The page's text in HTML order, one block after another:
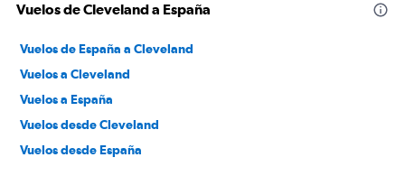
Vuelos de Cleveland a España
Vuelos de España a Cleveland
Vuelos a Cleveland
Vuelos a España
Vuelos desde Cleveland
Vuelos desde España